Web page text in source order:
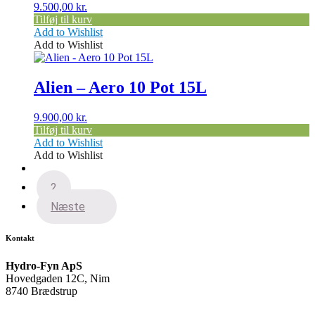
9.500,00 kr.
Tilføj til kurv
Add to Wishlist
Add to Wishlist
Alien – Aero 10 Pot 15L
9.900,00 kr.
Tilføj til kurv
Add to Wishlist
Add to Wishlist
2
Næste
Kontakt
Hydro-Fyn ApS
Hovedgaden 12C, Nim
8740 Brædstrup